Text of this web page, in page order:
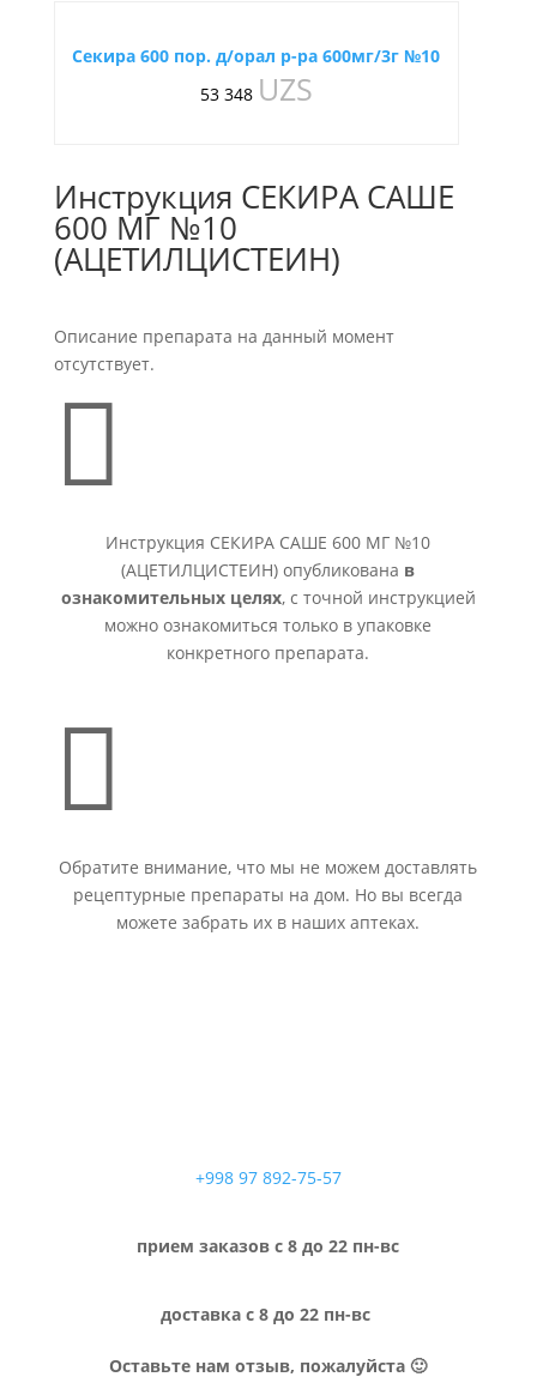
Секира 600 пор. д/орал р-ра 600мг/3г №10
53 348 UZS
Инструкция СЕКИРА САШЕ
600 МГ №10
(АЦЕТИЛЦИСТЕИН)
Описание препарата на данный момент
отсутствует.

Инструкция СЕКИРА САШЕ 600 МГ №10
(АЦЕТИЛЦИСТЕИН) опубликована в
ознакомительных целях, с точной инструкцией
можно ознакомиться только в упаковке
конкретного препарата.

Обратите внимание, что мы не можем доставлять
рецептурные препараты на дом. Но вы всегда
можете забрать их в наших аптеках.
+998 97 892-75-57
прием заказов с 8 до 22 пн-вс
доставка с 8 до 22 пн-вс
Оставьте нам отзыв, пожалуйста 🙂